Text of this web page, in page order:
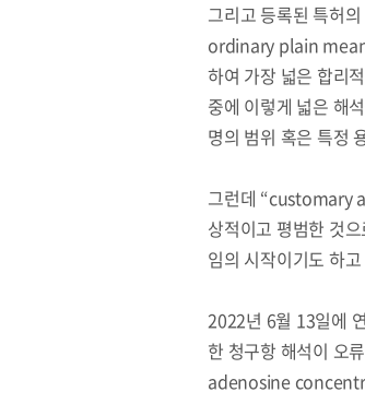
그리고 등록된 특허
ordinary plain
하여 가장 넓은 합리
중에 이렇게 넓은 해
명의 범위 혹은 특정
그런데 “customary
상적이고 평범한 것
임의 시작이기도 하
2022년 6월 13일에
한 청구항 해석이 오
adenosine